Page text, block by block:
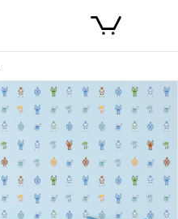
NÁKUPNÍ
PŘIHLÁSIT SE